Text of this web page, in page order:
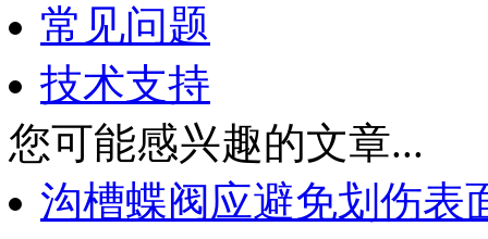
常见问题
技术支持
您可能感兴趣的文章...
沟槽蝶阀应避免划伤表